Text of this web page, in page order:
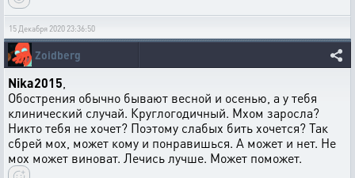
15 Декабря 2020 23:36:50
Zoidberg
Nika2015
Обострения обычно бывают весной и осенью, а у тебя
клинический случай. Круглогодичный. Мхом заросла?
Никто тебя не хочет? Поэтому слабых бить хочется? Так
сбрей мох, может кому и понравишься. А может и нет. Не
мох может виноват. Лечись лучше. Может поможет.